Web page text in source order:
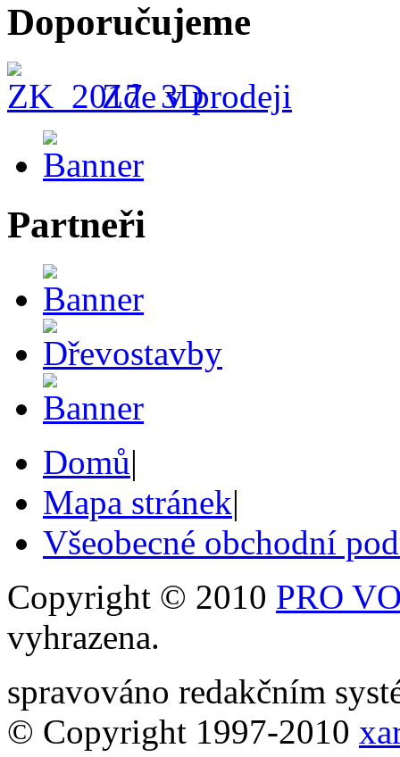
Doporučujeme
Zde v prodeji
Partneři
Domů|
Mapa stránek|
Všeobecné obchodní
Copyright © 2010 PRO
vyhrazena.
spravováno redakčním
© Copyright 1997-2010